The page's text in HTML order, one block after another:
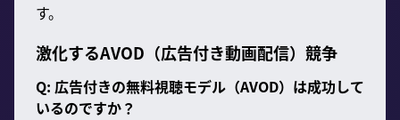
す。
激化するAVOD（広告付き動画配信）競争
Q: 広告付きの無料視聴モデル（AVOD）は成功して
いるのですか？